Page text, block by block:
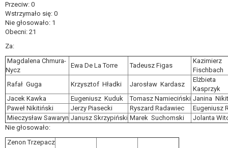
Przeciw: 0
Wstrzymało się: 0
Nie głosowało: 1
Obecni: 21
Za:
Magdalena Chmura-
Nycz
Ewa De La Torre Tadeusz Figas
Kazimierz
Fischbach
Rafał Guga
Krzysztof Hładki Jarosław Kardasz
Elżbieta
Kasprzyk
Jacek Kawka
Eugeniusz Kuduk Tomasz Namieciński Janina
Paweł Nikitiński
Jerzy Piasecki Ryszard Radawiec
Eugeniusz
Mieczysław Sawaryn Janusz Skrzypiński Marek Suchomski
Jolanta
Nie głosowało:
Zenon Trzepacz
osobowe, podanie danych osobowych jest dobrowolne
albo jest wymogiem ustawowym lub umownym.
również profilowaniu.